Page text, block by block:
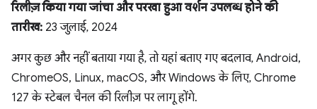
रिलीज़ किया गया जांचा और परखा हुआ वर्शन उपलब्ध होने की
तारीख: 23 जुलाई, 2024
अगर कुछ और नहीं बताया गया है, तो यहां बताए गए बदलाव, Android,
ChromeOS, Linux, macOS, और Windows के लिए, Chrome
127 के स्टेबल चैनल की रिलीज़ पर लागू होंगे.